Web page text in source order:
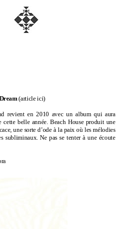
(article ici)
revient en 2010 avec un album qui aura
cette belle année. Beach House produit une
une sorte d’ode à la paix où les mélodies
subliminaux. Ne pas se tenter à une écoute